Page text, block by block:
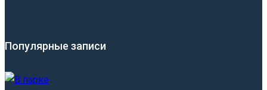
Популярные записи